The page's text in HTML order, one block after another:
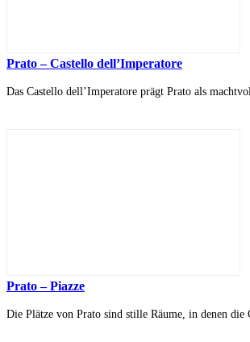
Prato – Castello dell’Imperatore
Das Castello dell’Imperatore prägt Prato als
Prato – Piazze
Die Plätze von Prato sind stille Räume, in denen